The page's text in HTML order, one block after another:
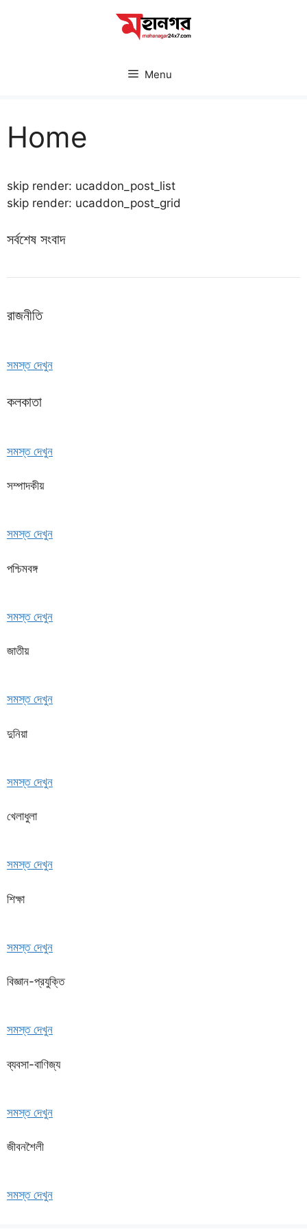
Menu
Home
skip render: ucaddon_post_list
skip render: ucaddon_post_grid
সর্বশেষ সংবাদ
রাজনীতি
সমস্ত দেখুন
কলকাতা
সমস্ত দেখুন
সম্পাদকীয়
সমস্ত দেখুন
পশ্চিমবঙ্গ
সমস্ত দেখুন
জাতীয়
সমস্ত দেখুন
দুনিয়া
সমস্ত দেখুন
খেলাধুলা
সমস্ত দেখুন
শিক্ষা
সমস্ত দেখুন
বিজ্ঞান-প্রযুক্তি
সমস্ত দেখুন
ব্যবসা-বাণিজ্য
সমস্ত দেখুন
জীবনশৈলী
সমস্ত দেখুন